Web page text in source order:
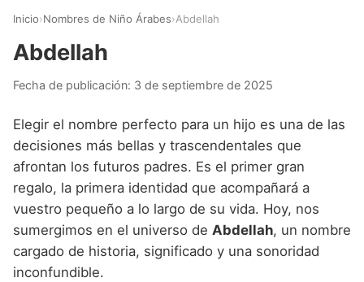
Nombres de niño que empiezan por D
Nombres de niño que empiezan por E
Nombres de niño que empiezan por F
Nombres de niño que empiezan por G
Nombres de niño que empiezan por H
Nombres de Niño Asturianos
Nombres de Niño Baleares
Nombres de Niño Canarios
Nombres de Niño Cantabros
Nombres de Niño Castellanos
Nombres de Niño Celtas
Nombres de Niño Egipcios
Nombres de Niño Griegos
Nombres de Niño Mitologicos
Nombres de Niño Alemanes
Nombres de Niño Americanos
Nombres de Niño Arabes
Nombres de Niño Chinos
Buscar
Inicio›Nombres de Niño Árabes›Abdellah
Abdellah
Fecha de publicación: 3 de septiembre de 2025
Elegir el nombre perfecto para un hijo es una de las
decisiones más bellas y trascendentales que
afrontan los futuros padres. Es el primer gran
regalo, la primera identidad que acompañará a
vuestro pequeño a lo largo de su vida. Hoy, nos
sumergimos en el universo de Abdellah, un nombre
cargado de historia, significado y una sonoridad
inconfundible.